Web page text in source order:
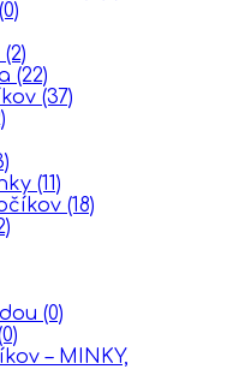
(0)
(2)
(22)
(37)
(11)
(18)
(0)
– MINKY,